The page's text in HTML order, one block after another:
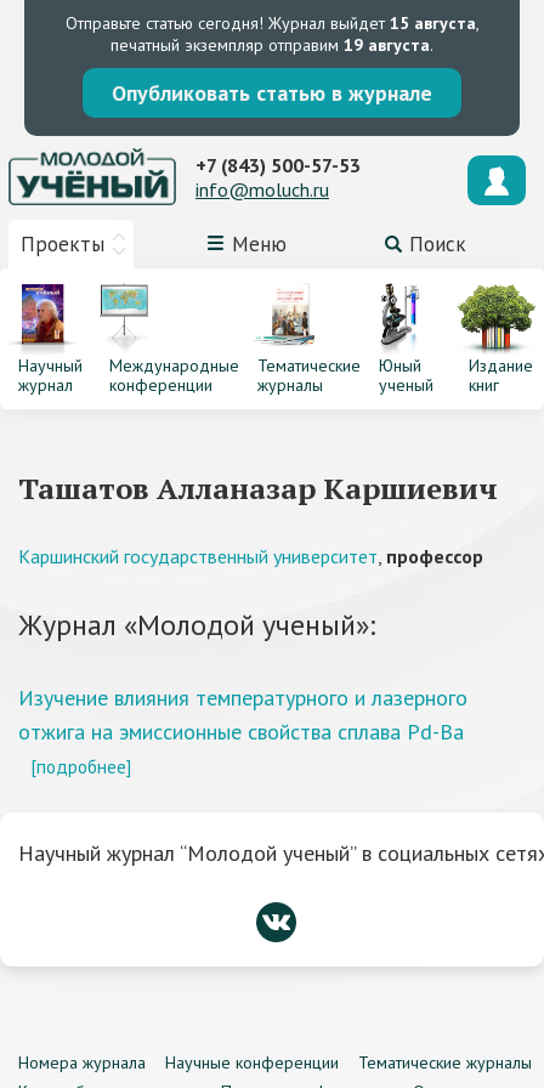
Отправьте статью сегодня! Журнал выйдет15 августа,
печатный экземпляр отправим 19 августа.
Опубликовать статью в журнале
Проекты Меню Поиск
+7 (843) 500-57-53
info@moluch.ru
Научный
журнал
Международные
конференции
Тематические
журналы
Юный
ученый
Издание
книг
Ташатов Алланазар Каршиевич
Каршинский государственный университет, профессор
Журнал «Молодой ученый»:
Изучение влияния температурного и лазерного
отжига на эмиссионные свойства сплава Pd-Ba
[подробнее]
Научный журнал “Молодой ученый” в социальных
Номера журнала Научные конференции
Тематические журналы